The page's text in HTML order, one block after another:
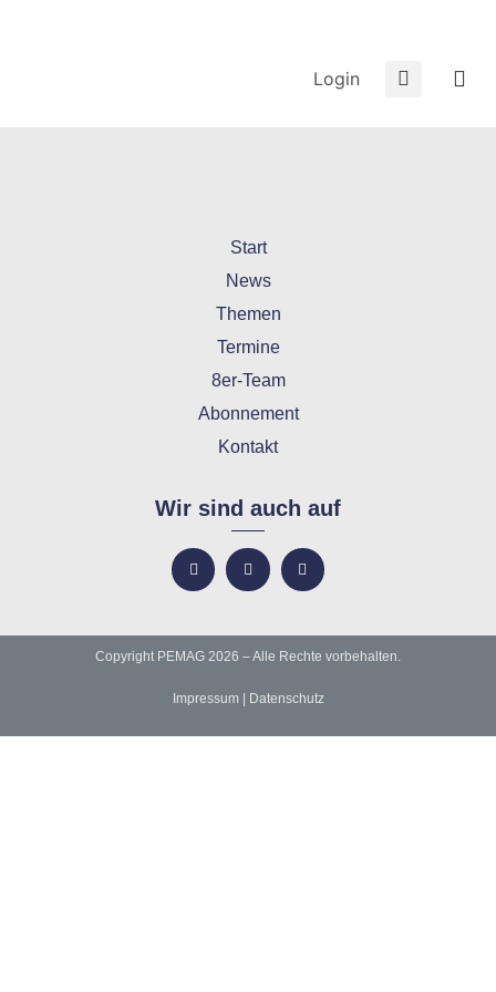
Login
Start
News
Themen
Termine
8er-Team
Abonnement
Kontakt
Wir sind auch auf
Copyright PEMAG 2026 – Alle Rechte vorbehalten.
Impressum| Datenschutz